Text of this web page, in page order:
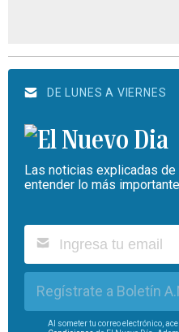
DE LUNES A VIERNES
Las noticias explicadas
entender lo más
Regístrate a Boletín
Al someter tu correo electrónico,